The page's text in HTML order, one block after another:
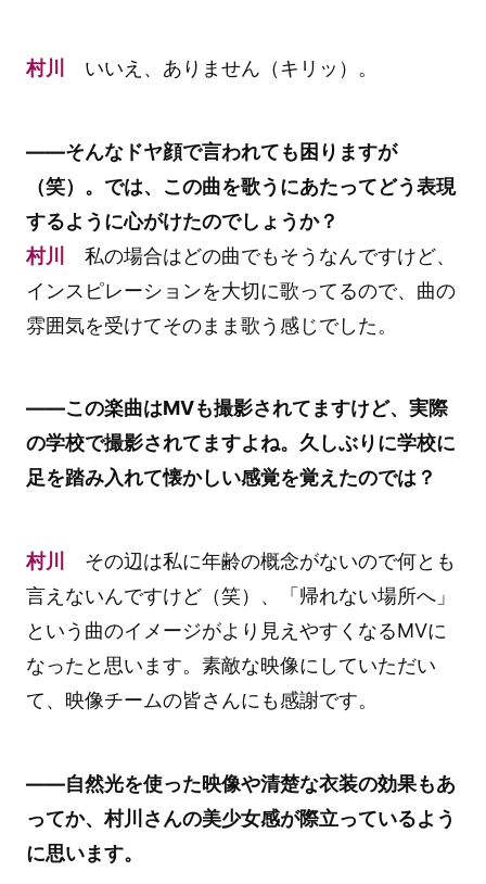
村川 いいえ、ありません（キリッ）。
――そんなドヤ顔で言われても困りますが
（笑）。では、この曲を歌うにあたってどう表現
するように心がけたのでしょうか？
村川
私の場合はどの曲でもそうなんですけど、
インスピレーションを大切に歌ってるので、曲の
雰囲気を受けてそのまま歌う感じでした。
――この楽曲はMVも撮影されてますけど、実際
の学校で撮影されてますよね。久しぶりに学校に
足を踏み入れて懐かしい感覚を覚えたのでは？
村川
その辺は私に年齢の概念がないので何とも
言えないんですけど（笑）、「帰れない場所へ」
という曲のイメージがより見えやすくなるMVに
なったと思います。素敵な映像にしていただい
て、映像チームの皆さんにも感謝です。
――自然光を使った映像や清楚な衣装の効果もあ
ってか、村川さんの美少女感が際立っているよう
に思います。